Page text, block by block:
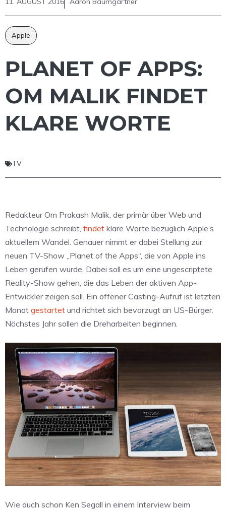
Apple
PLANET OF APPS:
OM MALIK FINDET
KLARE WORTE
TV
Redakteur Om Prakash Malik, der primär über Web und
Technologie schreibt, findet klare Worte bezüglich Apple’s
aktuellem Wandel. Genauer nimmt er dabei Stellung zur
neuen TV-Show „Planet of the Apps“, die von Apple ins
Leben gerufen wurde. Dabei soll es um eine ungescriptete
Reality-Show gehen, die das Leben der aktiven App-
Entwickler zeigen soll. Ein offener Casting-Aufruf ist letzten
Monat gestartet und richtet sich bevorzugt an US-Bürger.
Nächstes Jahr sollen die Dreharbeiten beginnen.
Wie auch schon Ken Segall in einem Interview beim